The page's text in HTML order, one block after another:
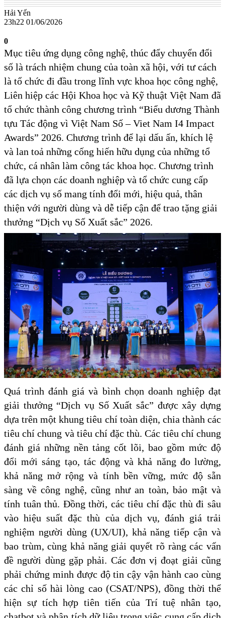
Hải Yến
23h22 01/06/2026
0
Mục tiêu ứng dụng công nghệ, thúc đẩy chuyển đổi
số là trách nhiệm chung của toàn xã hội, với tư cách
là tổ chức đi đầu trong lĩnh vực khoa học công nghệ,
Liên hiệp các Hội Khoa học và Kỹ thuật Việt Nam đã
tổ chức thành công chương trình “Biểu dương Thành
tựu Tác động vì Việt Nam Số – Viet Nam I4 Impact
Awards” 2026. Chương trình để lại dấu ấn, khích lệ
và lan toả những cống hiến hữu dụng của những tổ
chức, cá nhân làm công tác khoa học. Chương trình
đã lựa chọn các doanh nghiệp và tổ chức cung cấp
các dịch vụ số mang tính đổi mới, hiệu quả, thân
thiện với người dùng và dễ tiếp cận để trao tặng giải
thưởng “Dịch vụ Số Xuất sắc” 2026.
Quá trình đánh giá và bình chọn doanh nghiệp đạt
giải thưởng “Dịch vụ Số Xuất sắc” được xây dựng
dựa trên một khung tiêu chí toàn diện, chia thành các
tiêu chí chung và tiêu chí đặc thù. Các tiêu chí chung
đánh giá những nền tảng cốt lõi, bao gồm mức độ
đổi mới sáng tạo, tác động và khả năng đo lường,
khả năng mở rộng và tính bền vững, mức độ sẵn
sàng về công nghệ, cũng như an toàn, bảo mật và
tính tuân thủ. Đồng thời, các tiêu chí đặc thù đi sâu
vào hiệu suất đặc thù của dịch vụ, đánh giá trải
nghiệm người dùng (UX/UI), khả năng tiếp cận và
bao trùm, cùng khả năng giải quyết rõ ràng các vấn
đề người dùng gặp phải. Các đơn vị đoạt giải cũng
phải chứng minh được độ tin cậy vận hành cao cùng
các chỉ số hài lòng cao (CSAT/NPS), đồng thời thể
hiện sự tích hợp tiên tiến của Trí tuệ nhân tạo,